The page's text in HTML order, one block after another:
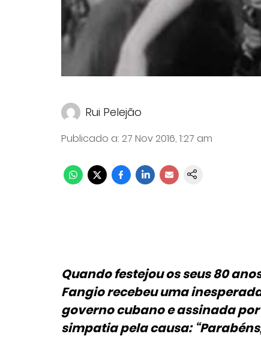
Rui Pelejão
Publicado a: 27 Nov 2016, 1:27 am
Quando festejou os seus 80
Fangio recebeu uma
governo cubano e assinada
simpatia pela causa: